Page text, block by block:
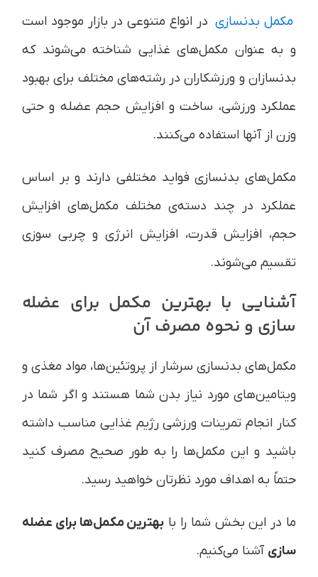
مکمل بدنسازی در انواع متنوعی در بازار موجود است
و به عنوان مکمل‌های غذایی شناخته می‌شوند که
بدنسازان و ورزشکاران در رشته‌های مختلف برای بهبود
عملکرد ورزشی، ساخت و افزایش حجم عضله و حتی
وزن از آنها استفاده می‌کنند.
مکمل‌های بدنسازی فواید مختلفی دارند و بر اساس
عملکرد در چند دسته‌ی مختلف مکمل‌های افزایش
حجم، افزایش قدرت، افزایش انرژی و چربی سوزی
تقسیم می‌شوند.
آشنایی با بهترین مکمل برای عضله
سازی و نحوه مصرف آن
مکمل‌های بدنسازی سرشار از پروتئین‌ها، مواد مغذی و
ویتامین‌های مورد نیاز بدن شما هستند و اگر شما در
کنار انجام تمرینات ورزشی رژیم غذایی مناسب داشته
باشید و این مکمل‌ها را به طور صحیح مصرف کنید
حتماً به اهداف مورد نظرتان خواهید رسید.
ما در این بخش شما را با بهترین مکمل‌ها برای عضله
سازی آشنا می‌کنیم.